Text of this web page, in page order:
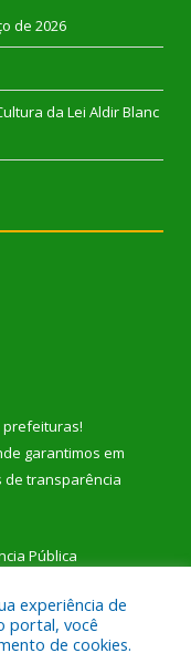
de 2026
da Lei Aldir Blanc
prefeituras!
garantimos em
de transparência
Pública
experiência de
portal, você
de cookies.